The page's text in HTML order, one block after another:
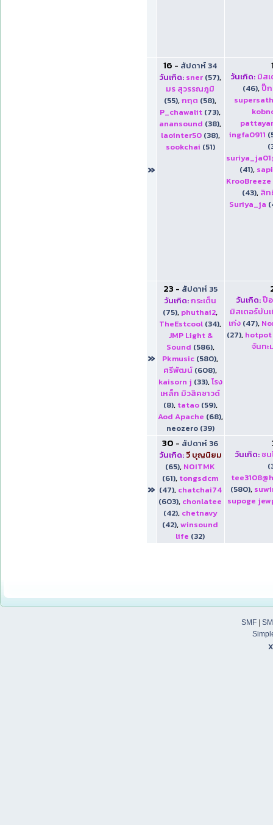
»
16 - สัปดาห์ 34
วันเกิด: sner (57),
มร สุวรรณภูมิ
(55),กฤต (58),
P_chawalit (73),
anansound (38),
laointer50 (38),
sookchai (51)
วันเกิด: มิส
(46),ปิ๊ก
ingfa0911
(41),
KrooBreeze
(43), สิ
Suriya_ja
»
23 - สัปดาห์ 35
วันเกิด:กระเต็น
(75), phuthai2,
TheEstcool (34),
JMP Light &
Sound (586),
Pkmusic (580),
ศรีพัฒน์ (608),
kaisorn j (33),โรง
เหล็ก มิวสิคซาวด์
(8), tatao (59),
Aod Apache (68),
neozero (39)
วันเกิด:ป๊
มิสเตอร์บัน
เก่ง (47),
(27), hotpot
จันทะ
»
30 - สัปดาห์ 36
วันเกิด:วี บุญนิยม
(65), NOITMK
(61), tongsdcm
(47), chatchai74
(603), chonlatee
(42), chetnavy
(42),winsound
life (32)
วันเกิด: ช
(580),
supoge
SMF |